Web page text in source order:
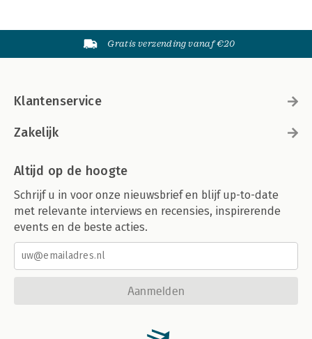
Gratis verzending vanaf €20
Klantenservice
Zakelijk
Altijd op de hoogte
Schrijf u in voor onze nieuwsbrief en blijf up-to-date
met relevante interviews en recensies, inspirerende
events en de beste acties.
Aanmelden